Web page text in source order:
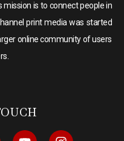
mission is to connect people in
print media was started
online community of users